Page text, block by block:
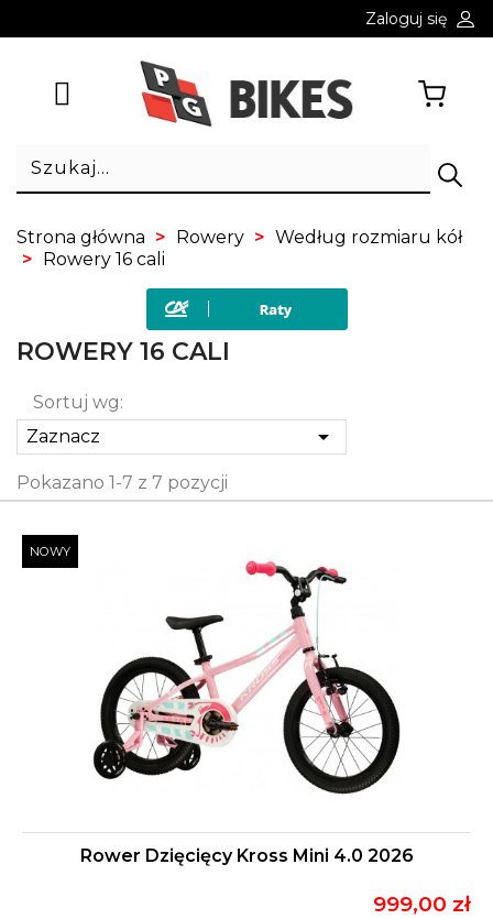
Zaloguj się
Strona główna Rowery
Według rozmiaru kół
Rowery 16 cali
ROWERY 16 CALI
Sortuj wg:
Zaznacz

Pokazano 1-7 z 7 pozycji
Rower Dzięcięcy Kross Mini 4.0 2026
999,00 zł
NOWY